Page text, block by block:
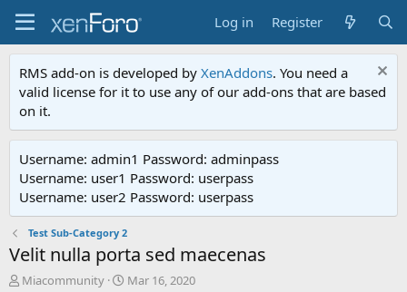
Log in Register
RMS add-on is developed by XenAddons. You need a
valid license for it to use any of our add-ons that are based
on it.
Username: admin1 Password: adminpass
Username: user1 Password: userpass
Username: user2 Password: userpass
Test Sub-Category 2
Velit nulla porta sed maecenas
A
Miacommunity
C
Mar 16, 2020